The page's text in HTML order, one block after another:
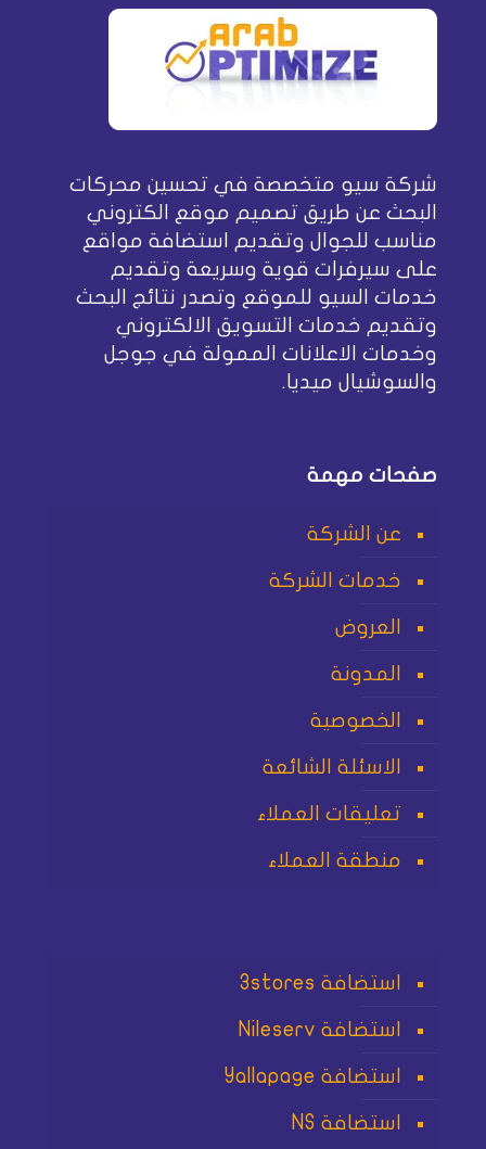
شركة سيو متخصصة في تحسين محركات
البحث عن طريق تصميم موقع الكتروني
مناسب للجوال وتقديم استضافة مواقع
على سيرفرات قوية وسريعة وتقديم
خدمات السيو للموقع وتصدر نتائج البحث
وتقديم خدمات التسويق الالكتروني
وخدمات الاعلانات الممولة في جوجل
والسوشيال ميديا.
صفحات مهمة
عن الشركة
خدمات الشركة
العروض
المدونة
الخصوصية
الاسئلة الشائعة
تعليقات العملاء
منطقة العملاء
استضافة 3stores
استضافة Nileserv
استضافة Yallapage
استضافة NS